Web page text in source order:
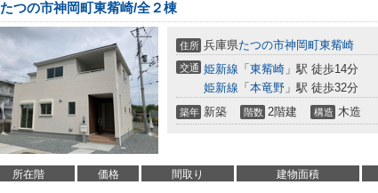
たつの市神岡町東觜崎/全２棟
住所 兵庫県たつの市神岡町東觜崎
交通 姫新線 「 東觜崎 」駅 徒歩14分
姫新線 「 本竜野 」駅 徒歩32分
築年 新築 階数 2階建 構造 木造
所在階 価格 間取り 建物面積